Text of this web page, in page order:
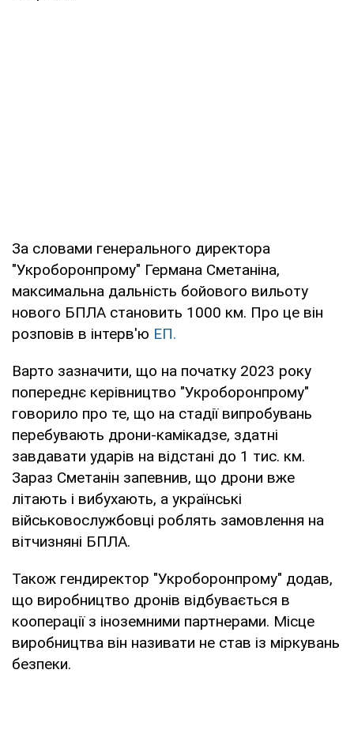
За словами генерального директора
"Укроборонпрому" Германа Сметаніна,
максимальна дальність бойового вильоту
нового БПЛА становить 1000 км. Про це він
розповів в інтерв'ю ЕП.
Варто зазначити, що на початку 2023 року
попереднє керівництво "Укроборонпрому"
говорило про те, що на стадії випробувань
перебувають дрони-камікадзе, здатні
завдавати ударів на відстані до 1 тис. км.
Зараз Сметанін запевнив, що дрони вже
літають і вибухають, а українські
військовослужбовці роблять замовлення на
вітчизняні БПЛА.
Також гендиректор "Укроборонпрому" додав,
що виробництво дронів відбувається в
кооперації з іноземними партнерами. Місце
виробництва він називати не став із міркувань
безпеки.